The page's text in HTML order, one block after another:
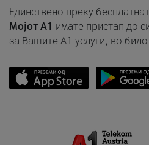
Единствено преку
Мојот A1 имате пристап до
за Вашите A1 услуги, во